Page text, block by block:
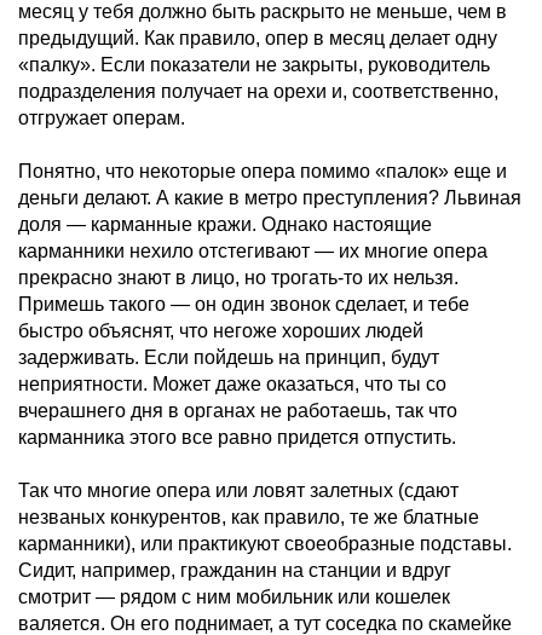
месяц у тебя должно быть раскрыто не меньше, чем в
предыдущий. Как правило, опер в месяц делает одну
«палку». Если показатели не закрыты, руководитель
подразделения получает на орехи и, соответственно,
отгружает операм.
Понятно, что некоторые опера помимо «палок» еще и
деньги делают. А какие в метро преступления? Львиная
доля — карманные кражи. Однако настоящие
карманники нехило отстегивают — их многие опера
прекрасно знают в лицо, но трогать-то их нельзя.
Примешь такого — он один звонок сделает, и тебе
быстро объяснят, что негоже хороших людей
задерживать. Если пойдешь на принцип, будут
неприятности. Может даже оказаться, что ты со
вчерашнего дня в органах не работаешь, так что
карманника этого все равно придется отпустить.
Так что многие опера или ловят залетных (сдают
незваных конкурентов, как правило, те же блатные
карманники), или практикуют своеобразные подставы.
Сидит, например, гражданин на станции и вдруг
смотрит — рядом с ним мобильник или кошелек
валяется. Он его поднимает, а тут соседка по скамейке